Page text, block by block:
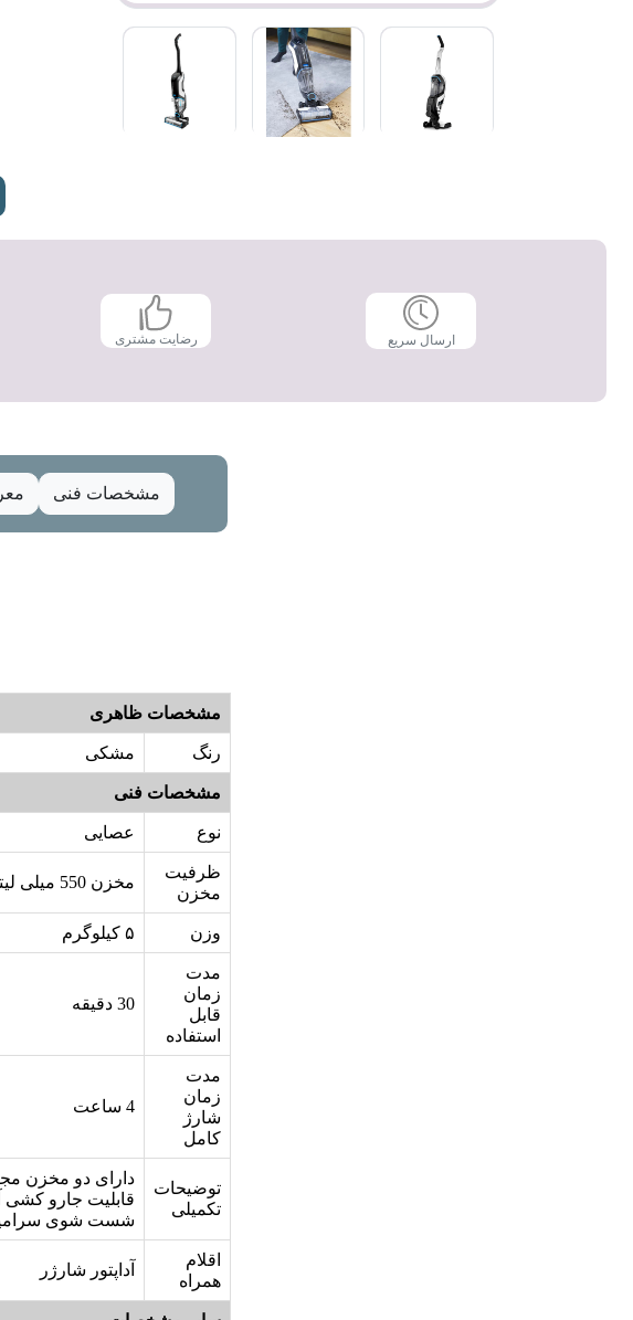
ارسال سریع رضایت مشتری
مشخصات فنی
مشخصات ظاهری
رنگ مشکی
مشخصات فنی
نوع عصایی
ظرفیت
مخزن
مخزن 550 میلی لیتر, مخزن آب 0.82 لیتر
وزن ۵ کیلوگرم
مدت
زمان
قابل
استفاده
30 دقیقه
مدت
زمان
شارژ
کامل
4 ساعت
توضیحات
تکمیلی
دارای دو مخزن
قابلیت جارو
شست شوی
اقلام
همراه
آداپتور شارژر